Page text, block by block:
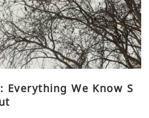
Everything We Know S